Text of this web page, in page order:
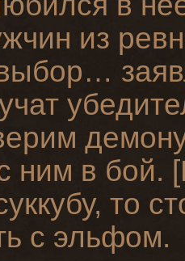
из
ним в
то
с эльфом.